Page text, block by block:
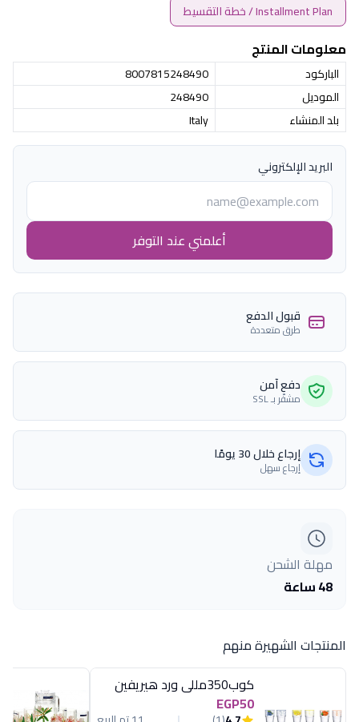
Installment Plan / خطة التقسيط
معلومات المنتج
الباركود
8007815248490
الموديل
248490
بلد المنشاء
Italy
البريد الإلكتروني
أعلمني عند التوفر
قبول الدفع
طرق متعددة
دفع آمن
مشفّر بـ SSL
إرجاع خلال 30 يومًا
إرجاع سهل
مهلة الشحن
48 ساعة
المنتجات الشهيرة منهم
كوب350مللى ورد هيريفين
EGP50